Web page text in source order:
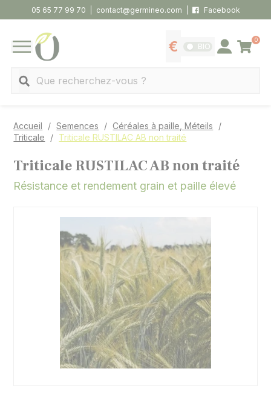
05 65 77 99 70 contact@germineo.com Facebook
MENU
Afficher les tarifs
BIO Se connecter
0
Panier
Accueil Semences
Céréales à paille, Méteils
Triticale
Triticale RUSTILAC AB non traité
Triticale RUSTILAC AB non traité
Résistance et rendement grain et paille élevé
Panneau de gestion des cookies